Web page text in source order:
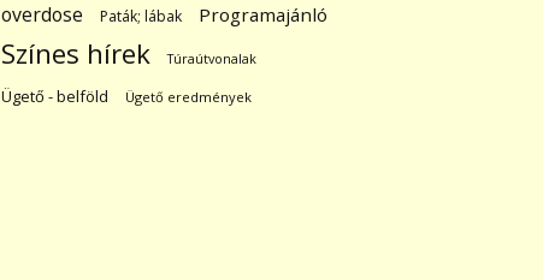
overdose Paták; lábak Programajánló
Színes hírek Túraútvonalak
Ügető - belföld Ügető eredmények